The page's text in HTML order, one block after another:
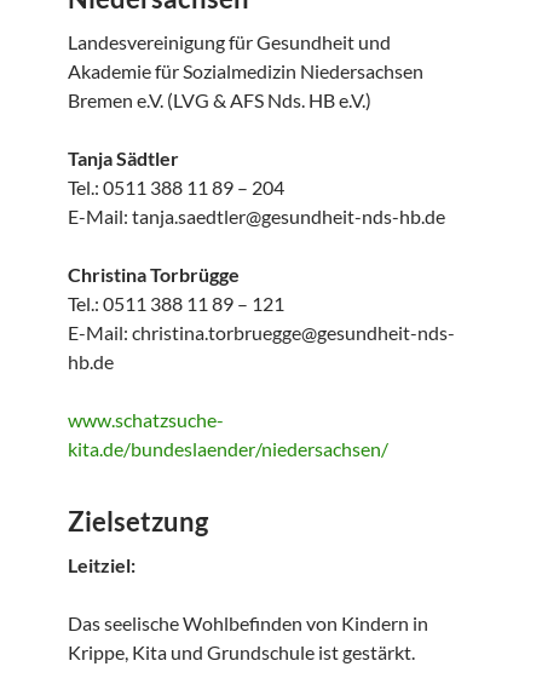
Landesvereinigung für Gesundheit und
Akademie für Sozialmedizin Niedersachsen
Bremen e.V. (LVG & AFS Nds. HB e.V.)
Tanja Sädtler
Tel.: 0511 388 11 89 – 204
E-Mail: tanja.saedtler@gesundheit-nds-hb.de
Christina Torbrügge
Tel.: 0511 388 11 89 – 121
E-Mail: christina.torbruegge@gesundheit-nds-
hb.de
www.schatzsuche-
kita.de/bundeslaender/niedersachsen/
Zielsetzung
Leitziel:
Das seelische Wohlbefinden von Kindern in
Krippe, Kita und Grundschule ist gestärkt.